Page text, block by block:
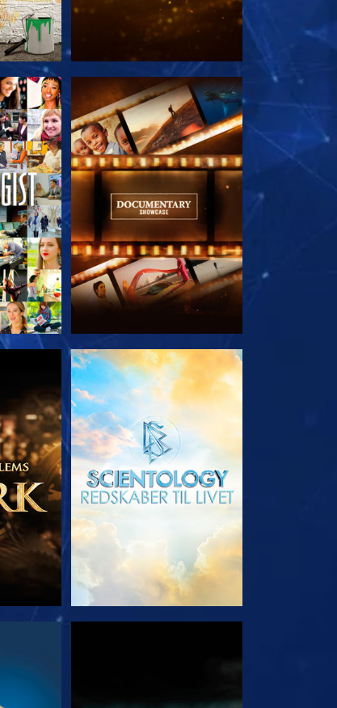
UDFORSK SERIEN
UDFORSK SERIEN